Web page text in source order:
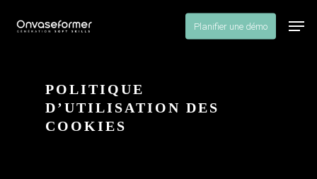
Planifier une démo
POLITIQUE
D’UTILISATION DES
COOKIES